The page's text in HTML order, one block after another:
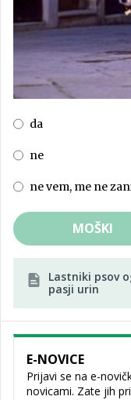
da
ne
ne vem, me ne
MOŠKI
Lastniki psov
pasji urin
E-NOVICE
Prijavi se na e-
novicami. Zate jih